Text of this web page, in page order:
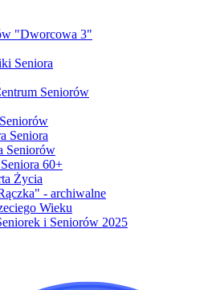
"Dworcowa 3"
Seniora
Seniorów
Seniora
Seniorów
60+
Życia
- archiwalne
Wieku
i Seniorów 2025